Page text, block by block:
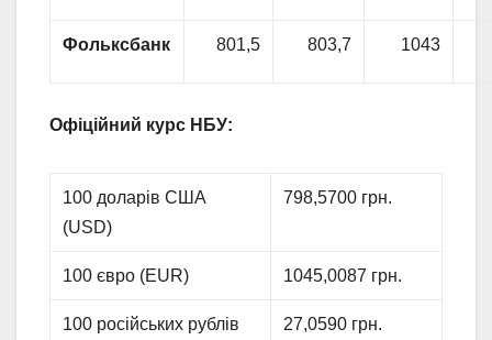
Фольксбанк 801,5 803,7 1043
Офіційний курс НБУ:
100 доларів США
(USD)
798,5700 грн.
100 євро (EUR) 1045,0087 грн.
100 російських рублів
27,0590 грн.